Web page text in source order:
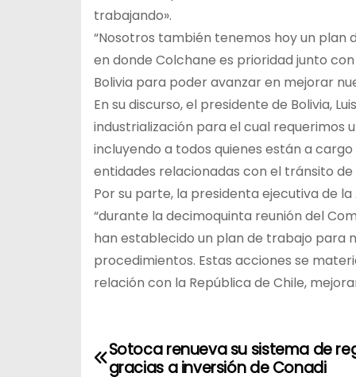
trabajando».
“Nosotros también tenemos hoy un plan
en donde Colchane es prioridad junto
Bolivia para poder avanzar en mejorar
En su discurso, el presidente de Bolivia,
industrialización para el cual requerimos
incluyendo a todos quienes están a
entidades relacionadas con el tránsito
Por su parte, la presidenta ejecutiva de la
“durante la decimoquinta reunión del
han establecido un plan de trabajo para
procedimientos. Estas acciones se
relación con la República de Chile,
NSotoca renueva su sistema de
gracias a inversión de Conadi